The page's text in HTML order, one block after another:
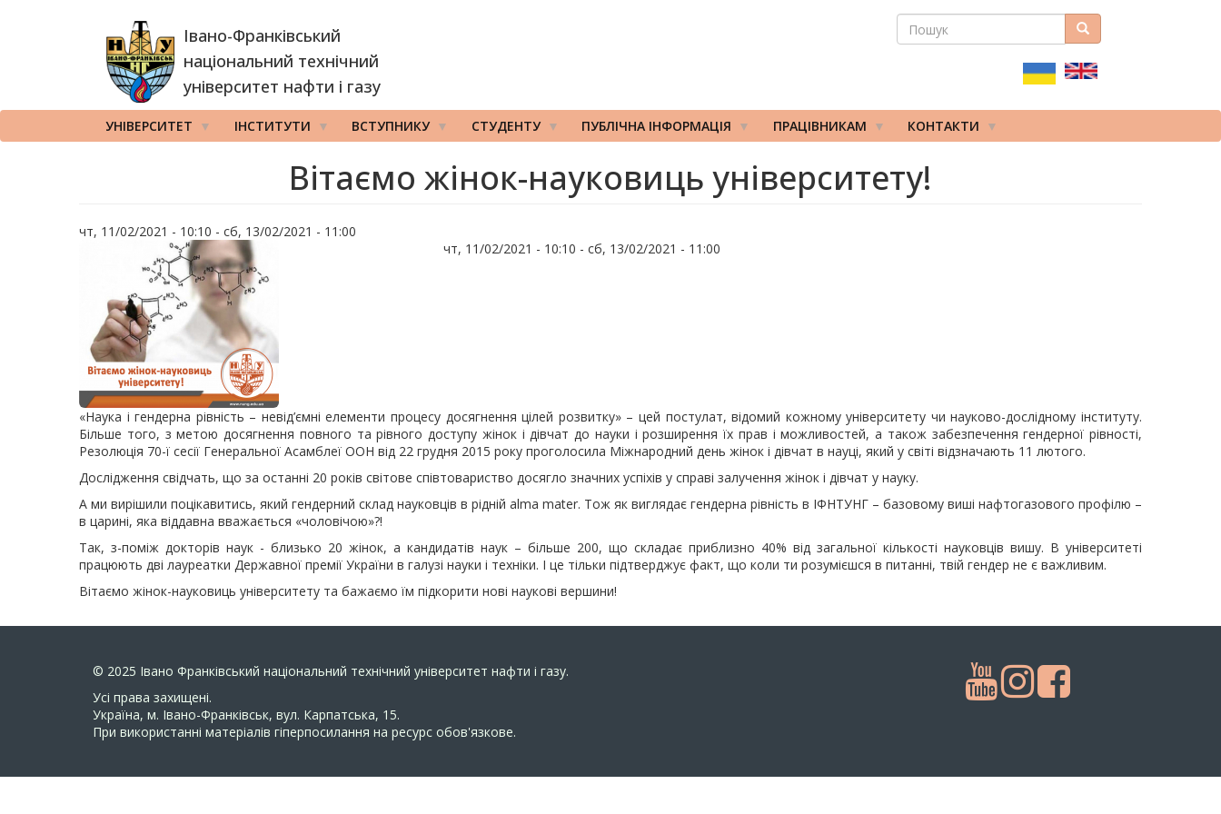
Івано-Франківський
національний технічний
університет нафти і газу
ПОШУКОВА
ПОШУК Пошук
УНІВЕРСИТЕТ ІНСТИТУТИ ВСТУПНИКУ СТУДЕНТУ ПУБЛІЧНА ІНФОРМАЦІЯ ПРАЦІВНИКАМ КОНТАКТИ
Вітаємо жінок-науковиць університету!
чт, 11/02/2021 - 10:10 - сб, 13/02/2021 - 11:00
чт, 11/02/2021 - 10:10 -сб, 13/02/2021 - 11:00
«Наука і гендерна рівність – невід’ємні елементи процесу досягнення цілей розвитку» – цей постулат, відомий кожному університету чи науково-дослідному інституту.
Більше того, з метою досягнення повного та рівного доступу жінок і дівчат до науки і розширення їх прав і можливостей, а також забезпечення гендерної рівності,
Резолюція 70-ї сесії Генеральної Асамблеї ООН від 22 грудня 2015 року проголосила Міжнародний день жінок і дівчат в науці, який у світі відзначають 11 лютого.
Дослідження свідчать, що за останні 20 років світове співтовариство досягло значних успіхів у справі залучення жінок і дівчат у науку.
А ми вирішили поцікавитись, який гендерний склад науковців в рідній аlma mater. Тож як виглядає гендерна рівність в ІФНТУНГ – базовому виші нафтогазового профілю –
в царині, яка віддавна вважається «чоловічою»?!
Так, з-поміж докторів наук - близько 20 жінок, а кандидатів наук – більше 200, що складає приблизно 40% від загальної кількості науковців вишу. В університеті
працюють дві лауреатки Державної премії України в галузі науки і техніки. І це тільки підтверджує факт, що коли ти розумієшся в питанні, твій гендер не є важливим.
Вітаємо жінок-науковиць університету та бажаємо їм підкорити нові наукові вершини!
© 2025 Івано Франківський національний технічний університет нафти і газу.
Усi права захищенi.
Україна, м. Івано-Франківськ, вул. Карпатська, 15.
При використанні матеріалів гіперпосилання на ресурс обов'язкове.